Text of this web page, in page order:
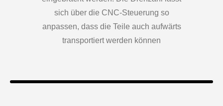
sich über die CNC-Steuerung so
anpassen, dass die Teile auch aufwärts
transportiert werden können